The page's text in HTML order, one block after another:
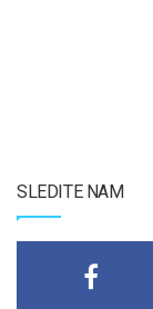
SLEDITE NAM